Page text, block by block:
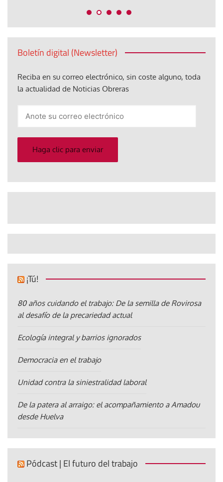
Boletín digital (Newsletter)
Reciba en su correo electrónico, sin coste alguno, toda
la actualidad de Noticias Obreras
electrónico
Haga clic para enviar
¡Tú!
80 años cuidando el trabajo: De la semilla de Rovirosa
al desafío de la precariedad actual
Ecología integral y barrios ignorados
Democracia en el trabajo
Unidad contra la siniestralidad laboral
De la patera al arraigo: el acompañamiento a Amadou
desde Huelva
Pódcast | El futuro del trabajo